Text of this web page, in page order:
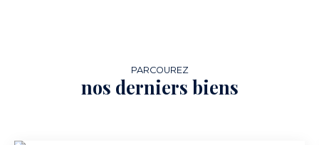
PARCOUREZ
nos derniers biens